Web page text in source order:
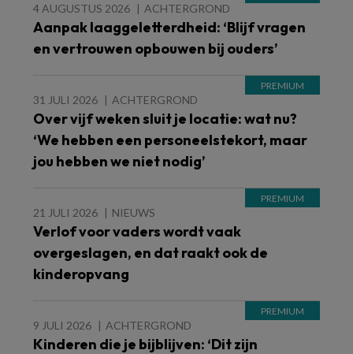
4 AUGUSTUS 2026 ACHTERGROND
Aanpak laaggeletterdheid: ‘Blijf vragen
en vertrouwen opbouwen bij ouders’
31 JULI 2026 ACHTERGROND
Over vijf weken sluit je locatie: wat nu?
‘We hebben een personeelstekort, maar
jou hebben we niet nodig’
21 JULI 2026 NIEUWS
Verlof voor vaders wordt vaak
overgeslagen, en dat raakt ook de
kinderopvang
9 JULI 2026 ACHTERGROND
Kinderen die je bijblijven: ‘Dit zijn